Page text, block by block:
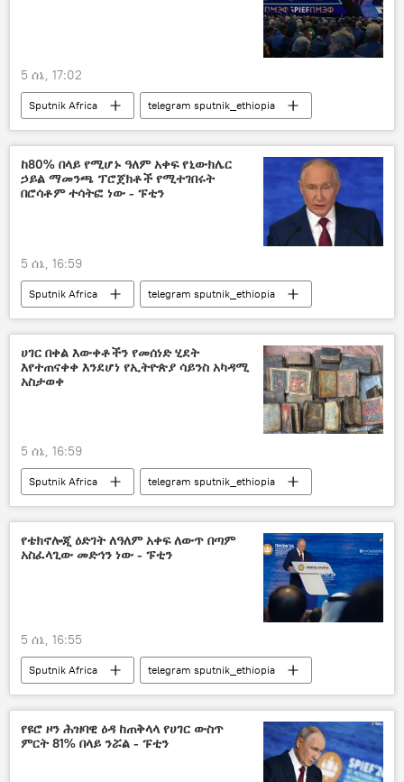
5 ሰኔ, 17:02
Sputnik Africa telegram sputnik_ethiopia
ከ80% በላይ የሚሆኑ ዓለም አቀፍ የኒውክሌር
ኃይል ማመንጫ ፕሮጀክቶች የሚተገበሩት
በሮሳቶም ተሳትፎ ነው - ፑቲን
5 ሰኔ, 16:59
Sputnik Africa telegram sputnik_ethiopia
ሀገር በቀል እውቀቶችን የመሰነድ ሂደት
እየተጠናቀቀ እንደሆነ የኢትዮጵያ ሳይንስ አካዳሚ
አስታወቀ
5 ሰኔ, 16:59
Sputnik Africa telegram sputnik_ethiopia
የቴክኖሎጂ ዕድገት ለዓለም አቀፍ ለውጥ በጣም
አስፈላጊው መድኅን ነው - ፑቲን
5 ሰኔ, 16:55
Sputnik Africa telegram sputnik_ethiopia
የዩሮ ዞን ሕዝባዊ ዕዳ ከጠቅላላ የሀገር ውስጥ
ምርት 81% በላይ ንሯል - ፑቲን